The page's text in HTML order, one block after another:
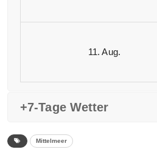
11. Aug.
+7-Tage Wetter
Mittelmeer